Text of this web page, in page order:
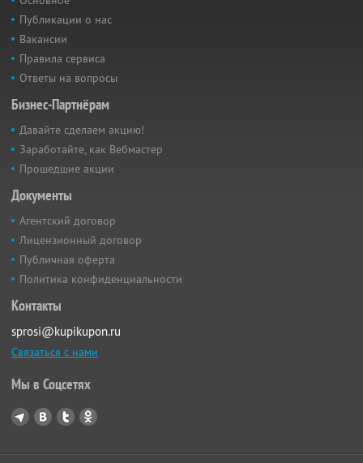
Публикации о нас
Вакансии
Правила сервиса
Ответы на вопросы
Бизнес-Партнёрам
Давайте сделаем акцию!
Заработайте, как Вебмастер
Прошедшие акции
Документы
Агентский договор
Лицензионный договор
Публичная оферта
Политика конфиденциальности
Контакты
sprosi@kupikupon.ru
Связаться с нами
Мы в Соцсетях